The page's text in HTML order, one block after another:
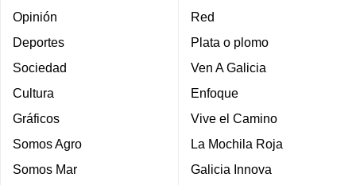
Opinión
Deportes
Sociedad
Cultura
Gráficos
Somos Agro
Somos Mar
Red
Plata o plomo
Ven A Galicia
Enfoque
Vive el Camino
La Mochila Roja
Galicia Innova